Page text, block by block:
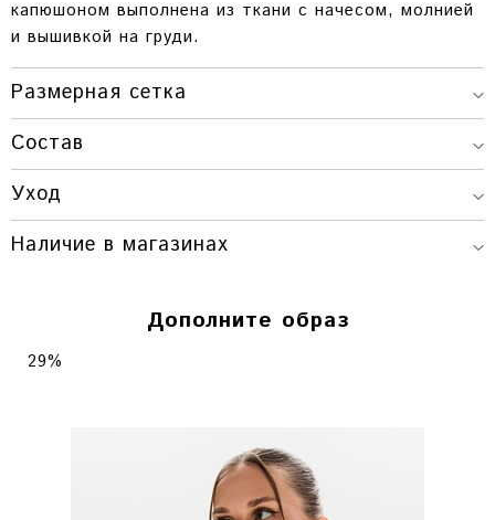
капюшоном выполнена из ткани с начесом, молнией
и вышивкой на груди.
Размерная сетка
ИЗДЕЛИЯ
ГРУДИ
ДЛИНА РУКАВА(ОТ
ГОРЛОВИНЫ)
ONESIZE 72 СМ. 144 СМ.
Состав
Уход
Наличие в магазинах
Дополните образ
29%